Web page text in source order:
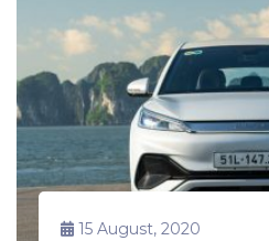
15 August, 2020